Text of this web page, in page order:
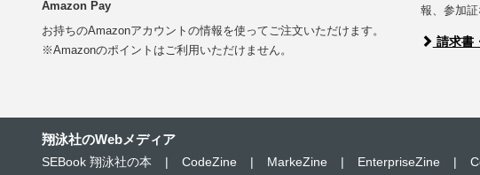
Amazon Pay
お持ちのAmazonアカウントの情報を使ってご注文いただけます。
※Amazonのポイントはご利用いただけません。
報、参加証
請求書
翔泳社のWebメディア
SEBook 翔泳社の本 | CodeZine | MarkeZine | EnterpriseZine |